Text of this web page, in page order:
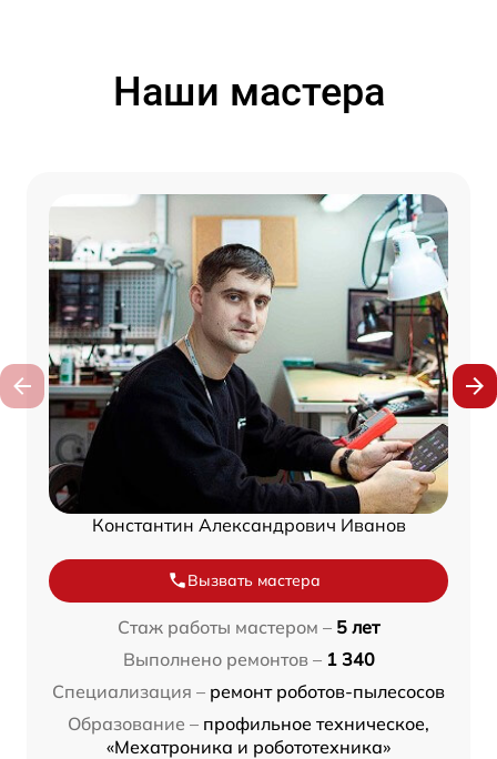
Наши мастера
Константин Александрович Иванов
Вызвать мастера
Стаж работы мастером – 5 лет
Выполнено ремонтов – 1 340
Специализация – ремонт роботов-пылесосов
Образование – профильное техническое,
«Мехатроника и робототехника»